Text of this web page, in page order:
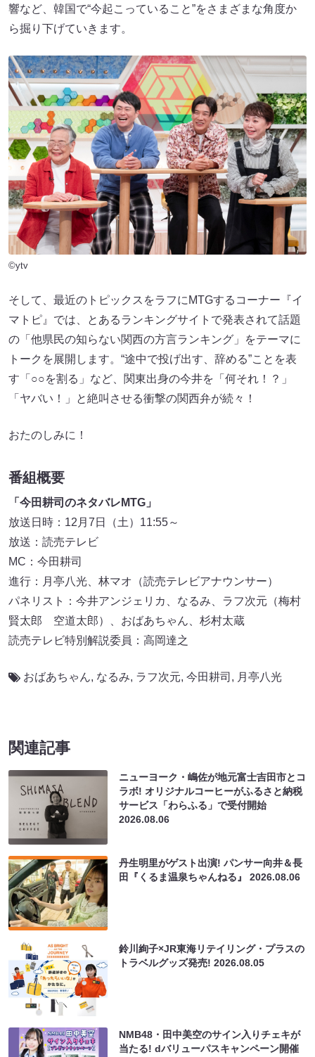
響など、韓国で“今起こっていること”をさまざまな角度か
ら掘り下げていきます。
©ytv
そして、最近のトピックスをラフにMTGするコーナー『イ
マトピ』では、とあるランキングサイトで発表されて話題
の「他県民の知らない関西の方言ランキング」をテーマに
トークを展開します。“途中で投げ出す、辞める”ことを表
す「○○を割る」など、関東出身の今井を「何それ！？」
「ヤバい！」と絶叫させる衝撃の関西弁が続々！
おたのしみに！
番組概要
「今田耕司のネタバレMTG」
放送日時：12月7日（土）11:55～
放送：読売テレビ
MC：今田耕司
進行：月亭八光、林マオ（読売テレビアナウンサー）
パネリスト：今井アンジェリカ、なるみ、ラフ次元（梅村
賢太郎 空道太郎）、おばあちゃん、杉村太蔵
読売テレビ特別解説委員：高岡達之
おばあちゃん, なるみ, ラフ次元, 今田耕司 , 月亭八光
関連記事
ニューヨーク・嶋佐が地元富士吉田市とコ
ラボ! オリジナルコーヒーがふるさと納税
サービス「わらふる」で受付開始
2026.08.06
丹生明里がゲスト出演! パンサー向井＆長
田『くるま温泉ちゃんねる』2026.08.06
鈴川絢子×JR東海リテイリング・プラスの
トラベルグッズ発売!2026.08.05
NMB48・田中美空のサイン入りチェキが
当たる! dバリューパスキャンペーン開催